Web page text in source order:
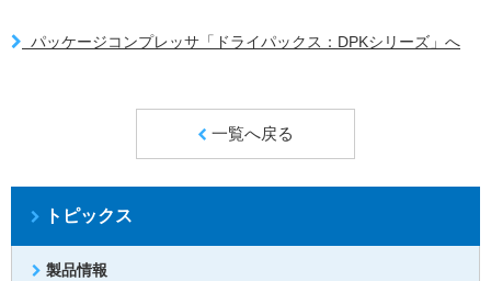
パッケージコンプレッサ「ドライパックス：DPKシリーズ」へ
一覧へ戻る
トピックス
製品情報